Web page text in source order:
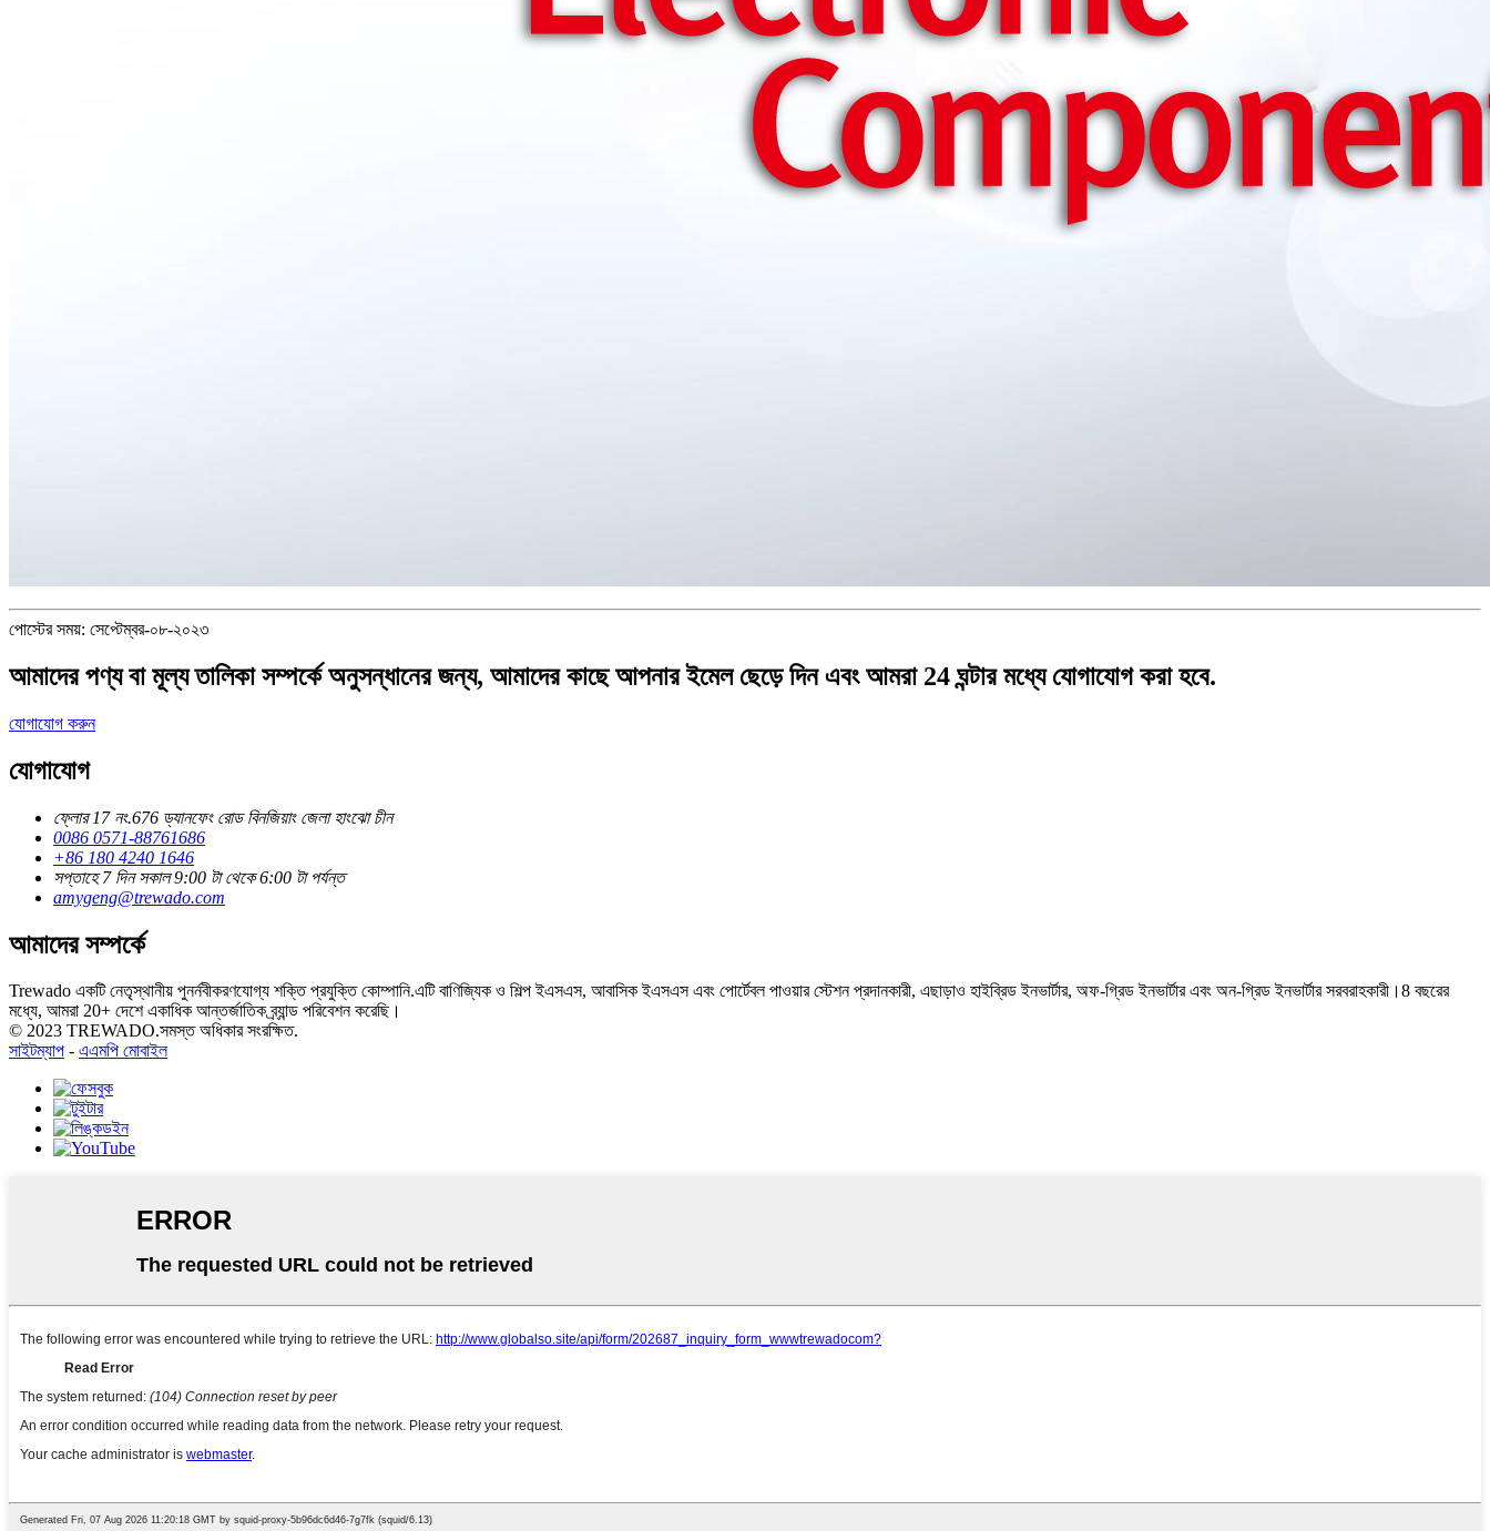
পোস্টের সময়: সেপ্টেম্বর-০৮-২০২৩
আমাদের পণ্য বা মূল্য তালিকা সম্পর্কে অনুসন্ধানের জন্য, আমাদের কাছে আপনার ইমেল ছেড়ে দিন এবং আমরা 24 ঘন্টার মধ্যে যোগাযোগ করা হবে.
যোগাযোগ করুন
যোগাযোগ
ফ্লোর 17 নং.676 ড্যানফেং রোড বিনজিয়াং জেলা হাংঝো চীন
0086 0571-88761686
+86 180 4240 1646
সপ্তাহে 7 দিন সকাল 9:00 টা থেকে 6:00 টা পর্যন্ত
amygeng@trewado.com
আমাদের সম্পর্কে
Trewado একটি নেতৃস্থানীয় পুনর্নবীকরণযোগ্য শক্তি প্রযুক্তি কোম্পানি.এটি বাণিজ্যিক ও শিল্প ইএসএস, আবাসিক ইএসএস এবং পোর্টেবল পাওয়ার স্টেশন প্রদানকারী, এছাড়াও হাইব্রিড ইনভার্টার, অফ-গ্রিড ইনভার্টার এবং অন-গ্রিড ইনভার্টার সরবরাহকারী।8 বছরের
মধ্যে, আমরা 20+ দেশে একাধিক আন্তর্জাতিক ব্র্যান্ড পরিবেশন করেছি।
© 2023 TREWADO.সমস্ত অধিকার সংরক্ষিত.
সাইটম্যাপ - এএমপি মোবাইল